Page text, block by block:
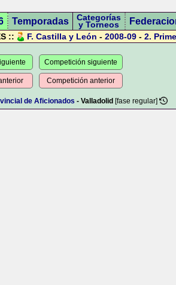
Temporadas Categorías
y Torneos
:: F. Castilla y León - 2008-09 - 2.
Competición siguiente
Competición anterior
de Aficionados - Valladolid [fase regular]